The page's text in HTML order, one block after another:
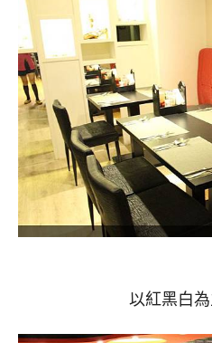
以紅黑白